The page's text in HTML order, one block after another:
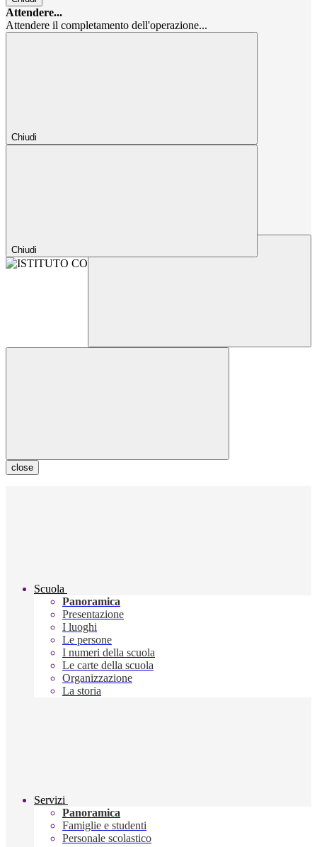
Attendere...
Attendere il completamento dell'operazione...
Chiudi
Chiudi
close
Scuola
Panoramica
Presentazione
I luoghi
Le persone
I numeri della scuola
Le carte della scuola
Organizzazione
La storia
Servizi
Panoramica
Famiglie e studenti
Personale scolastico